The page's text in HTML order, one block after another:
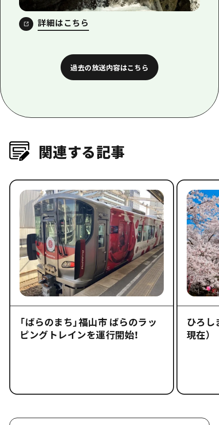
詳細はこちら
過去の放送内容はこちら
関連する記事
「ばらのまち」福山市 ばらのラッ
ピングトレインを運行開始！
ひろし
現在）